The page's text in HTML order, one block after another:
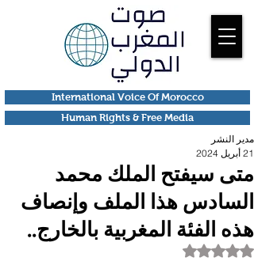
Human Rights & Free Media
International Voice Of Morocco
متى سيفتح الملك محمد
السادس هذا الملف وإنصاف
هذه الفئة المغربية بالخارج..
مدير النشر
21 أبريل 2024
تم التقييم بـ ليس رقمًا من أصل 5 نجوم.